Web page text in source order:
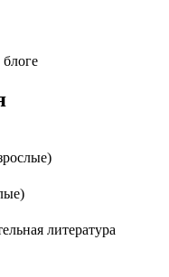
литература